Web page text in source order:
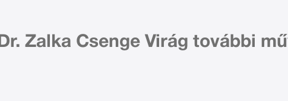
Dr. Zalka Csenge Virág további